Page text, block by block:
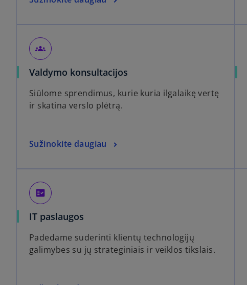
groups
Valdymo konsultacijos
Siūlome sprendimus, kurie kuria ilgalaikę vertę
ir skatina verslo plėtrą.
Sužinokite daugiau
fact_check
IT paslaugos
Padedame suderinti klientų technologijų
galimybes su jų strateginiais ir veiklos tikslais.